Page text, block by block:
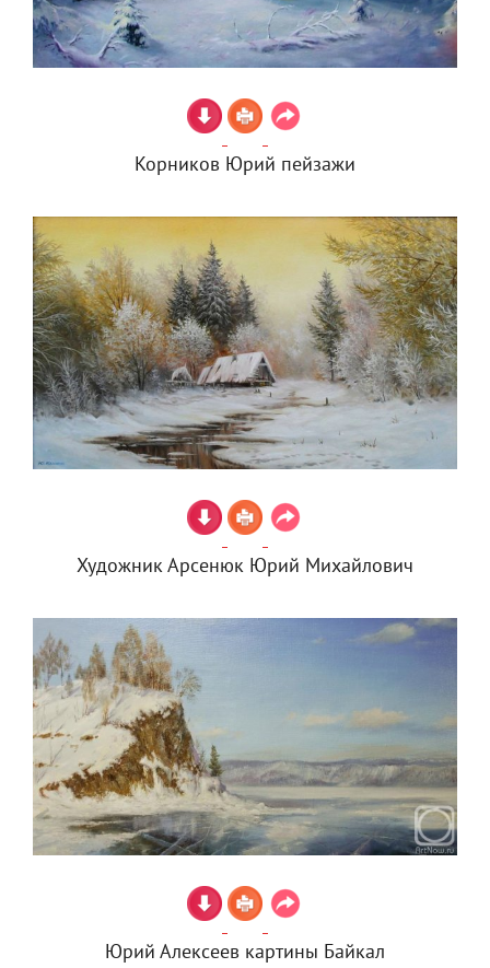
Корников Юрий пейзажи
Художник Арсенюк Юрий Михайлович
Юрий Алексеев картины Байкал